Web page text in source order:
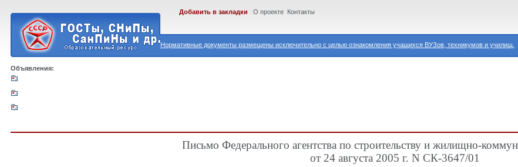
Нормативные документы размещены исключительно с целью ознакомления учащихся ВУЗов, техникумов и училищ.
Добавить в закладки О проекте Контакты
Объявления:
Письмо Федерального агентства по строительству и жилищно-
от 24 августа 2005 г. N СК-3647/01